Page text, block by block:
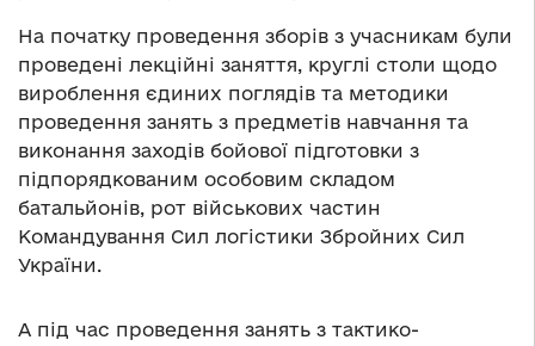
На початку проведення зборів з учасникам були
проведені лекційні заняття, круглі столи щодо
вироблення єдиних поглядів та методики
проведення занять з предметів навчання та
виконання заходів бойової підготовки з
підпорядкованим особовим складом
батальйонів, рот військових частин
Командування Сил логістики Збройних Сил
України.
А під час проведення занять з тактико-